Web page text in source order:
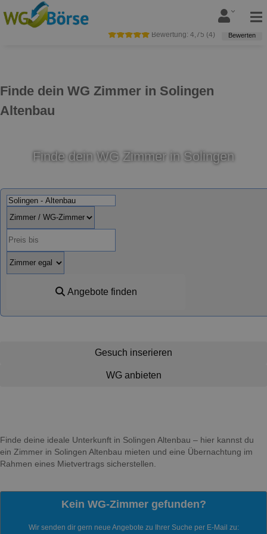
Finde dein WG Zimmer in Solingen
Altenbau
Bewertung: 4,75 (4) Bewerten
Finde dein WG Zimmer in Solingen
Angebote finden
Gesuch inserieren
WG anbieten
Finde deine ideale Unterkunft in Solingen Altenbau – hier kannst du
ein Zimmer in Solingen Altenbau mieten und eine Übernachtung im
Rahmen eines Mietvertrags sicherstellen.
Kein WG-Zimmer gefunden?
Wir senden dir gern neue Angebote zu Ihrer Suche per E-Mail zu: